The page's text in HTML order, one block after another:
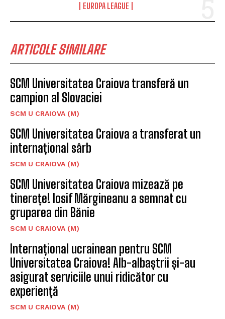
EUROPA LEAGUE
ARTICOLE SIMILARE
SCM Universitatea Craiova transferă un
campion al Slovaciei
SCM U CRAIOVA (M)
SCM Universitatea Craiova a transferat un
internațional sârb
SCM U CRAIOVA (M)
SCM Universitatea Craiova mizează pe
tinerețe! Iosif Mărgineanu a semnat cu
gruparea din Bănie
SCM U CRAIOVA (M)
Internațional ucrainean pentru SCM
Universitatea Craiova! Alb-albaștrii și-au
asigurat serviciile unui ridicător cu
experiență
SCM U CRAIOVA (M)